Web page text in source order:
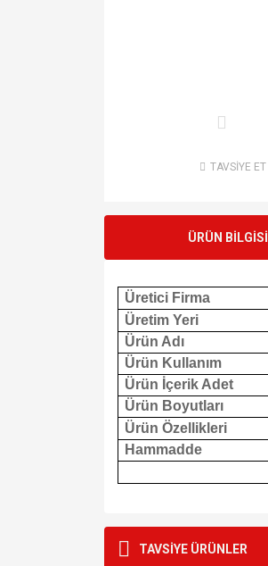
TAVSİYE ET
ÜRÜN BİLGİSİ
Üretici Firma
Üretim Yeri
Ürün Adı
Ürün Kullanım
Ürün İçerik Adet
Ürün Boyutları
Ürün Özellikleri
Hammadde
TAVSİYE ÜRÜNLER